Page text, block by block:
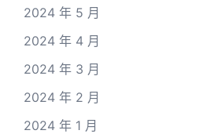
2024 年 5 月
2024 年 4 月
2024 年 3 月
2024 年 2 月
2024 年 1 月